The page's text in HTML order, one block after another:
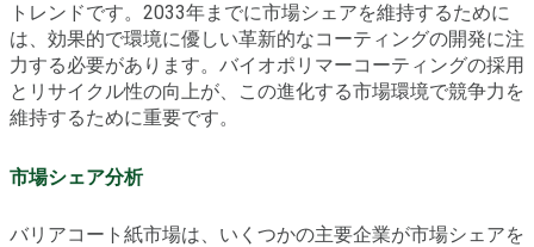
トレンドです。2033年までに市場シェアを維持するために
は、効果的で環境に優しい革新的なコーティングの開発に注
力する必要があります。バイオポリマーコーティングの採用
とリサイクル性の向上が、この進化する市場環境で競争力を
維持するために重要です。
市場シェア分析
バリアコート紙市場は、いくつかの主要企業が市場シェアを